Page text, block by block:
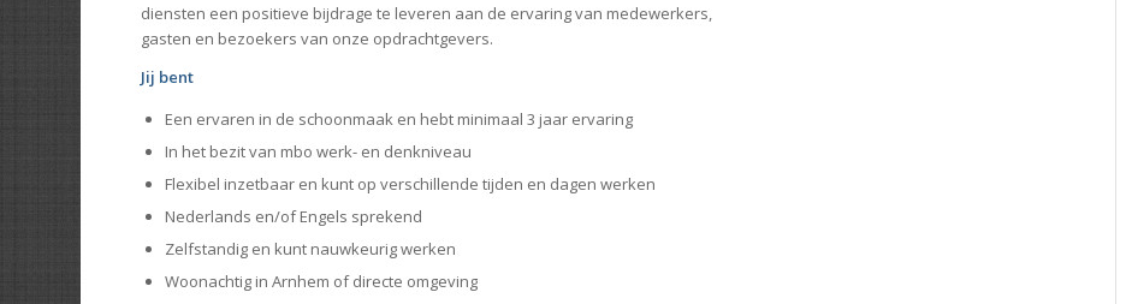
diensten een positieve bijdrage te leveren aan de ervaring van medewerkers,
gasten en bezoekers van onze opdrachtgevers.
Jij bent
Een ervaren in de schoonmaak en hebt minimaal 3 jaar ervaring
In het bezit van mbo werk- en denkniveau
Flexibel inzetbaar en kunt op verschillende tijden en dagen werken
Nederlands en/of Engels sprekend
Zelfstandig en kunt nauwkeurig werken
Woonachtig in Arnhem of directe omgeving